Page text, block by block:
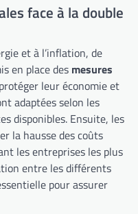
face à la double
et à l’inflation, de
en place des mesures
leur économie et
adaptées selon les
disponibles. Ensuite, les
la hausse des coûts
les entreprises les plus
entre les différents
pour assurer